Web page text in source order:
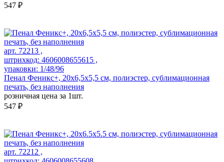
547 ₽
арт. 72213 ,
штрихкод: 4606008655615 ,
упаковки: 1/48/96
Пенал Феникс+, 20х6,5х5,5 см, полиэстер, сублимационная
печать, без наполнения
розничная цена за 1шт.
547 ₽
арт. 72212 ,